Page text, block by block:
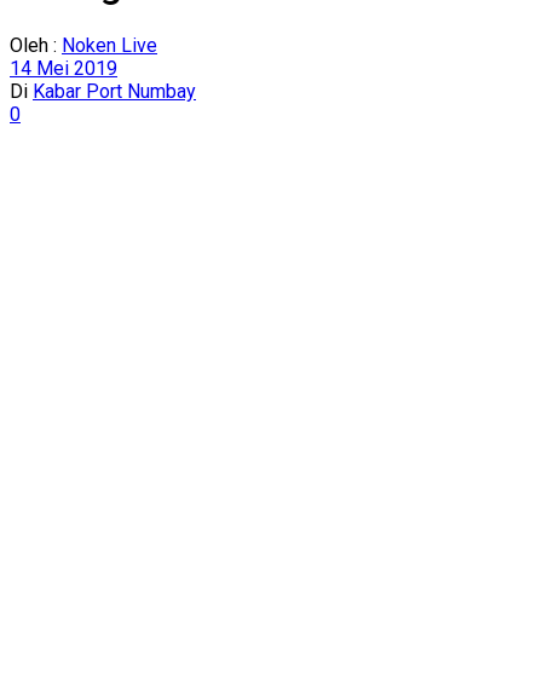
Oleh : Noken Live
14 Mei 2019
Di Kabar Port Numbay
0